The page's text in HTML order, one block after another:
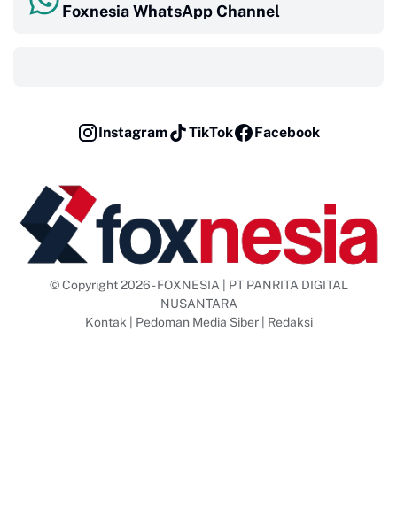
Foxnesia WhatsApp Channel
Instagram TikTok Facebook
© Copyright 2026 - FOXNESIA | PT PANRITA DIGITAL
NUSANTARA
Kontak
Pedoman Media Siber| Redaksi